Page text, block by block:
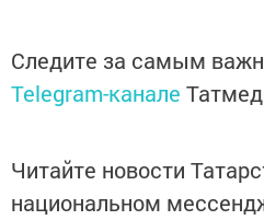
Следите за самым
Telegram-канале
Читайте новости
национальном